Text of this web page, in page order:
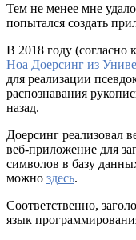
Тем не менее мне
попытался создать
В 2018 году (согласно
Ноа Доерсинг из
для реализации
распознавания
назад.
Доерсинг реализовал
веб-приложение для
символов в базу
можно здесь.
Соответственно,
язык